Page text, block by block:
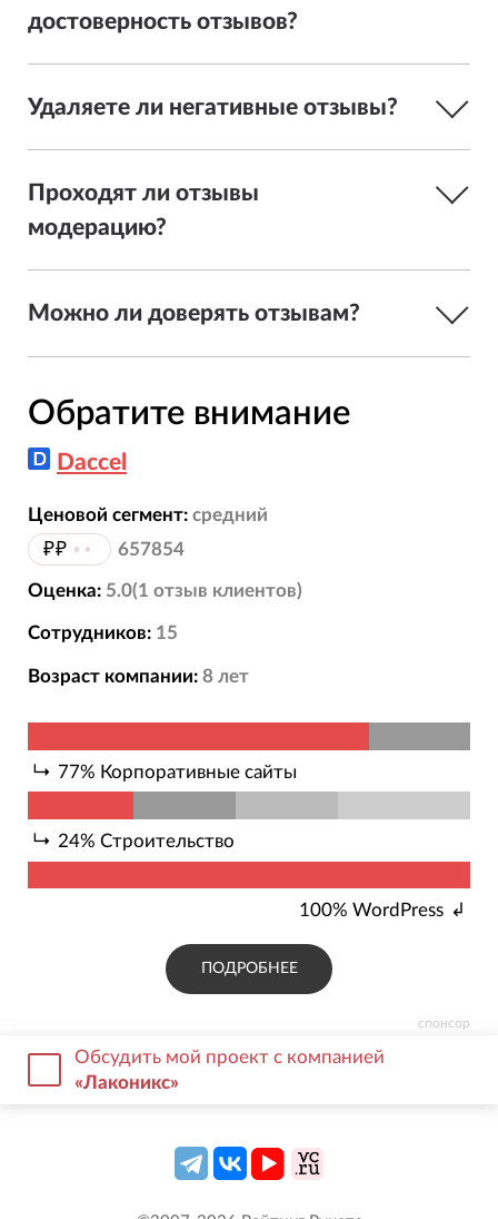
достоверность отзывов?
Удаляете ли негативные отзывы?
Проходят ли отзывы
модерацию?
Можно ли доверять отзывам?
спонсор
Обратите внимание
Daccel
Ценовой сегмент: средний
₽₽ •• 657854
Оценка: 5.0(1 отзыв клиентов)
Сотрудников: 15
Возраст компании: 8 лет
77% Корпоративные сайты
24% Строительство
100%WordPress
ПОДРОБНЕЕ
Обсудить мой проект с компанией
«Лаконикс»